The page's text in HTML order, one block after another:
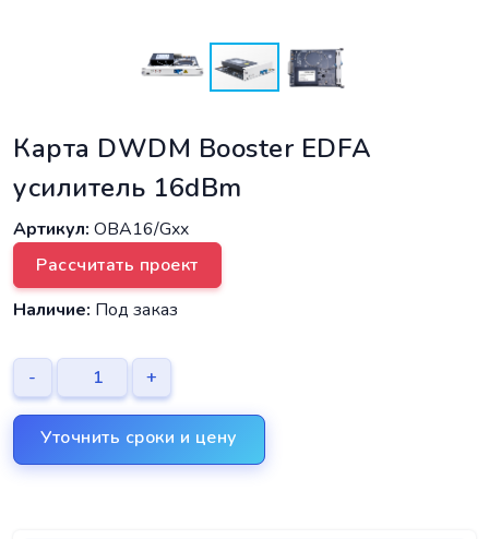
Карта DWDM Booster EDFA
усилитель 16dBm
Артикул: OBA16/Gxx
Рассчитать проект
Наличие: Под заказ
- +
Уточнить сроки и цену